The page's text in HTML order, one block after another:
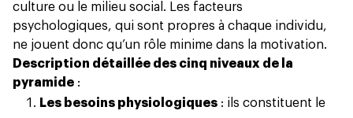
culture ou le milieu social. Les facteurs
psychologiques, qui sont propres à chaque individu,
ne jouent donc qu’un rôle minime dans la motivation.
Description détaillée des cinq niveaux de la
pyramide :
Les besoins physiologiques : ils constituent le